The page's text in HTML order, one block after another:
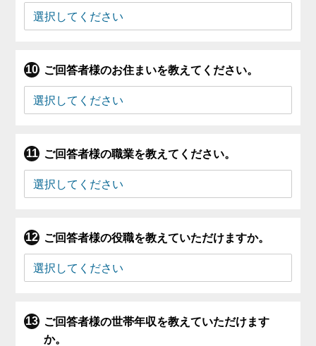
ご回答者様のお住まいを教えてください。
ご回答者様の職業を教えてください。
ご回答者様の役職を教えていただけますか。
ご回答者様の世帯年収を教えていただけます
か。